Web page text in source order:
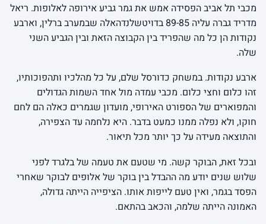
מכבי תל אביב הפסידה אמש את גמר גביע אירופה לאלופות. ריאל
מדריד גברה עליה 89-85 בדויטשלנדהאלה שבמערב ברלין, וארבע
נקודות הן כל מה שהפריד בין הקבוצה הזאת ובין הגביע השני
שלה.
ארבע נקודות. במשחק כדורסל שלם, על כל מהלכיו ותהפוכותיו,
זהו כלום וחצי כלום. מכבי עמדה מול אחד השמות הגדולים
והמפוארים של הספורט האירופי, מועדון שגמרים כאלה הם לחם
חוקו, ולא נפלה ממנו כמעט בדבר. היא נלחמה עד הצפירה,
והתוצאה מעידה על כך יותר מכל תיאור.
ובכל זאת, הבוקר קשה. מי שטעם את טעמה של בלגרד לפני
שלוש שנים יודע מה ההבדל בין בוקר של אלופים לבוקר שאחרי
הפסד בגמר, ואין טעם לייפות אותו. הציפייה הייתה גדולה,
האמונה הייתה שלמה, והכאב בהתאם.